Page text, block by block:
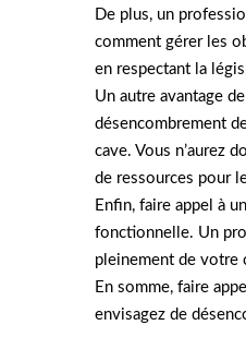
De plus, un
comment gérer les
en respectant la
Un autre avantage
désencombrement
cave. Vous n’aurez
de ressources pour
Enfin, faire appel à
fonctionnelle. Un
pleinement de votre
En somme, faire
envisagez de